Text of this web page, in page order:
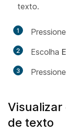
texto.
1 Pressione
2 Escolha
3 Pressione
Visualizar
de texto